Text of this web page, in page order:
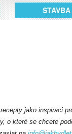
STAVBA
jako inspiraci
o které se chcete